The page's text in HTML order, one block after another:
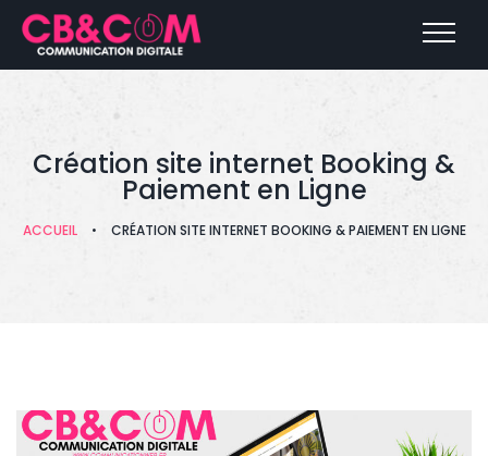
Création site internet Booking &
Paiement en Ligne
ACCUEIL • CRÉATION SITE INTERNET BOOKING & PAIEMENT EN LIGNE